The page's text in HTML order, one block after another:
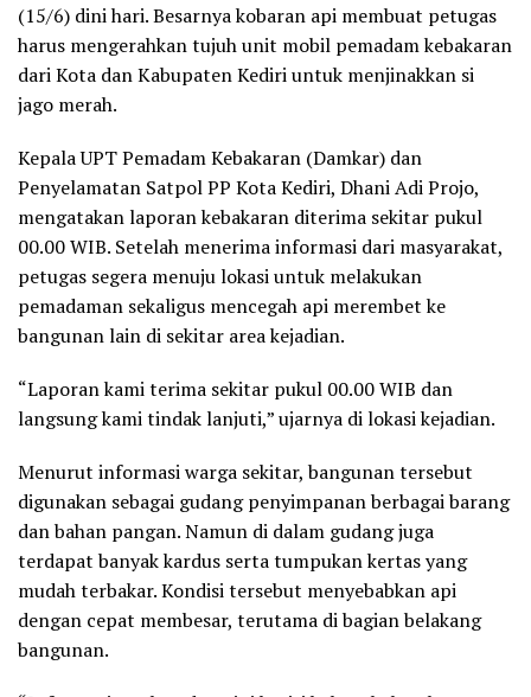
(15/6) dini hari. Besarnya kobaran api membuat petugas
harus mengerahkan tujuh unit mobil pemadam kebakaran
dari Kota dan Kabupaten Kediri untuk menjinakkan si
jago merah.
Kepala UPT Pemadam Kebakaran (Damkar) dan
Penyelamatan Satpol PP Kota Kediri, Dhani Adi Projo,
mengatakan laporan kebakaran diterima sekitar pukul
00.00 WIB. Setelah menerima informasi dari masyarakat,
petugas segera menuju lokasi untuk melakukan
pemadaman sekaligus mencegah api merembet ke
bangunan lain di sekitar area kejadian.
“Laporan kami terima sekitar pukul 00.00 WIB dan
langsung kami tindak lanjuti,” ujarnya di lokasi kejadian.
Menurut informasi warga sekitar, bangunan tersebut
digunakan sebagai gudang penyimpanan berbagai barang
dan bahan pangan. Namun di dalam gudang juga
terdapat banyak kardus serta tumpukan kertas yang
mudah terbakar. Kondisi tersebut menyebabkan api
dengan cepat membesar, terutama di bagian belakang
bangunan.